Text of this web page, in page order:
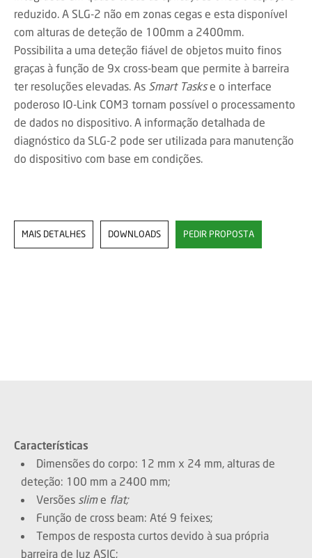
reduzido. A SLG-2 não em zonas cegas e esta disponível
com alturas de deteção de 100mm a 2400mm.
Possibilita a uma deteção fiável de objetos muito finos
graças à função de 9x cross-beam que permite à barreira
ter resoluções elevadas. As Smart Taskse o interface
poderoso IO-Link COM3 tornam possível o processamento
de dados no dispositivo. A informação detalhada de
diagnóstico da SLG-2 pode ser utilizada para manutenção
do dispositivo com base em condições.
MAIS DETALHES DOWNLOADS PEDIR PROPOSTA
Características
Dimensões do corpo: 12 mm x 24 mm, alturas de
deteção: 100 mm a 2400 mm;
Versões slime flat;
Função de cross beam: Até 9 feixes;
Tempos de resposta curtos devido à sua própria
barreira de luz ASIC;